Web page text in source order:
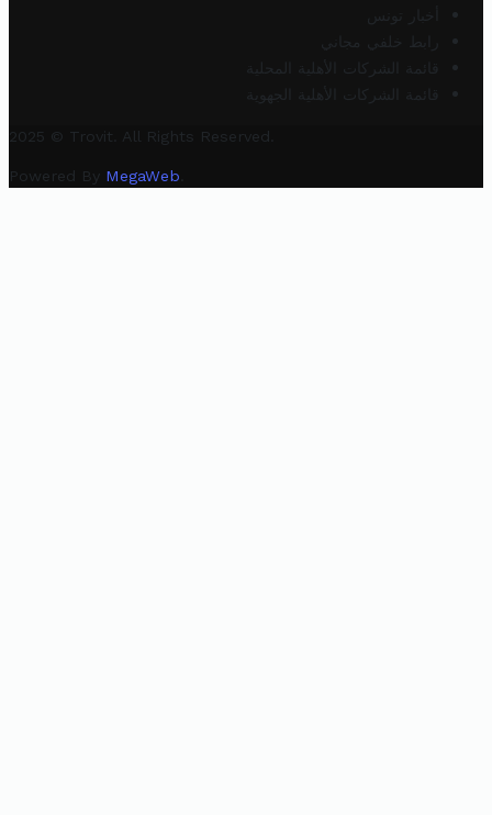
أخبار تونس
رابط خلفي مجاني
قائمة الشركات الأهلية المحلية
قائمة الشركات الأهلية الجهوية
2025 © Trovit. All Rights Reserved.
Powered By MegaWeb